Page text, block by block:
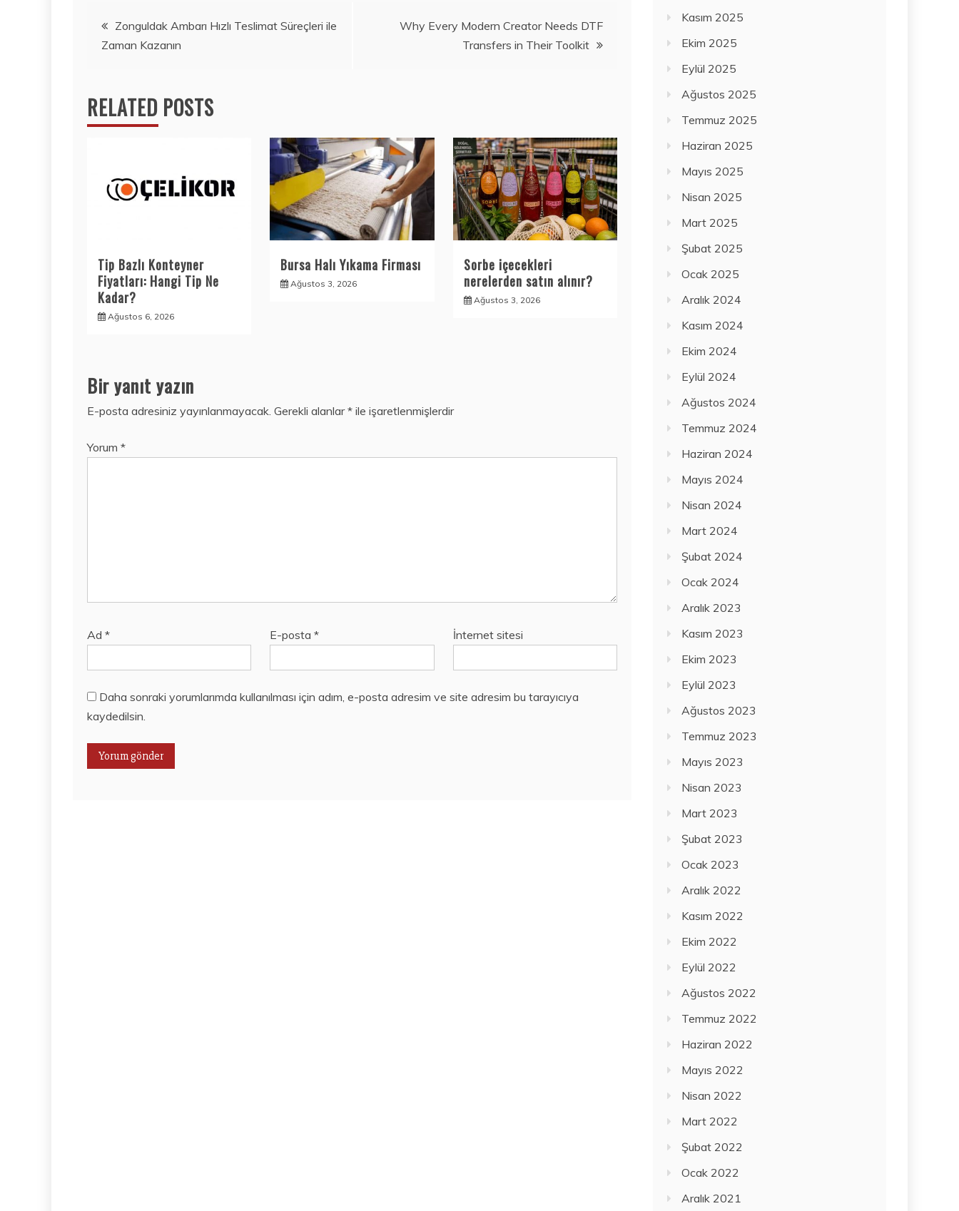
Yazı
gezinmesi
Zonguldak Ambarı Hızlı Teslimat Süreçleri ile
Zaman Kazanın
Why Every Modern Creator Needs DTF
Transfers in Their Toolkit
RELATED POSTS
Tip Bazlı Konteyner
Fiyatları: Hangi Tip Ne
Kadar?
Ağustos 6, 2026
Bursa Halı Yıkama Firması
Ağustos 3, 2026
Sorbe içecekleri
nerelerden satın alınır?
Ağustos 3, 2026
Bir yanıt yazın
E-posta adresiniz yayınlanmayacak. Gerekli alanlar* ile işaretlenmişlerdir
Yorum *
Ad * E-posta* İnternet sitesi
Daha sonraki yorumlarımda kullanılması için adım, e-posta adresim ve site adresim bu tarayıcıya
kaydedilsin.
Kasım 2025
Ekim 2025
Eylül 2025
Ağustos 2025
Temmuz 2025
Haziran 2025
Mayıs 2025
Nisan 2025
Mart 2025
Şubat 2025
Ocak 2025
Aralık 2024
Kasım 2024
Ekim 2024
Eylül 2024
Ağustos 2024
Temmuz 2024
Haziran 2024
Mayıs 2024
Nisan 2024
Mart 2024
Şubat 2024
Ocak 2024
Aralık 2023
Kasım 2023
Ekim 2023
Eylül 2023
Ağustos 2023
Temmuz 2023
Mayıs 2023
Nisan 2023
Mart 2023
Şubat 2023
Ocak 2023
Aralık 2022
Kasım 2022
Ekim 2022
Eylül 2022
Ağustos 2022
Temmuz 2022
Haziran 2022
Mayıs 2022
Nisan 2022
Mart 2022
Şubat 2022
Ocak 2022
Aralık 2021